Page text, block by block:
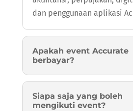
dan penggunaan aplikasi
Apakah event Accurate
berbayar?
Siapa saja yang boleh
mengikuti event?